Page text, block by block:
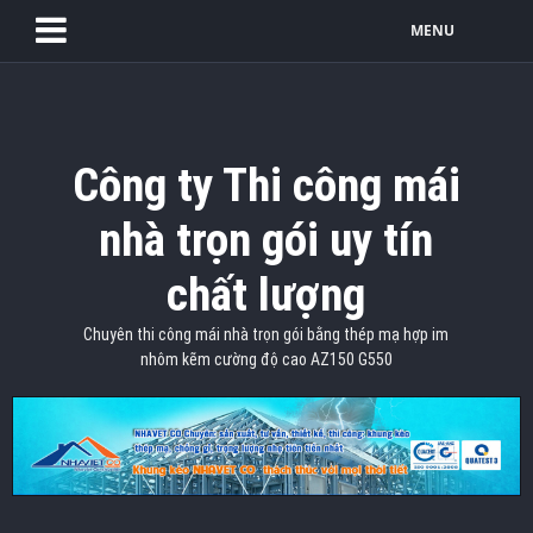
MENU
Công ty Thi công mái
nhà trọn gói uy tín
chất lượng
Chuyên thi công mái nhà trọn gói bằng thép mạ hợp im
nhôm kẽm cường độ cao AZ150 G550